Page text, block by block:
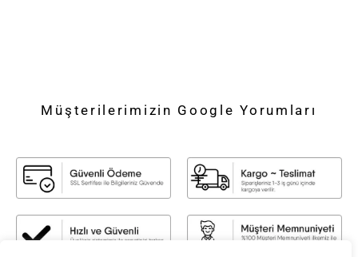
Müşterilerimizin Google Yorumları